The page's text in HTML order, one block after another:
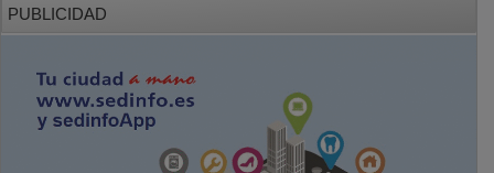
PUBLICIDAD